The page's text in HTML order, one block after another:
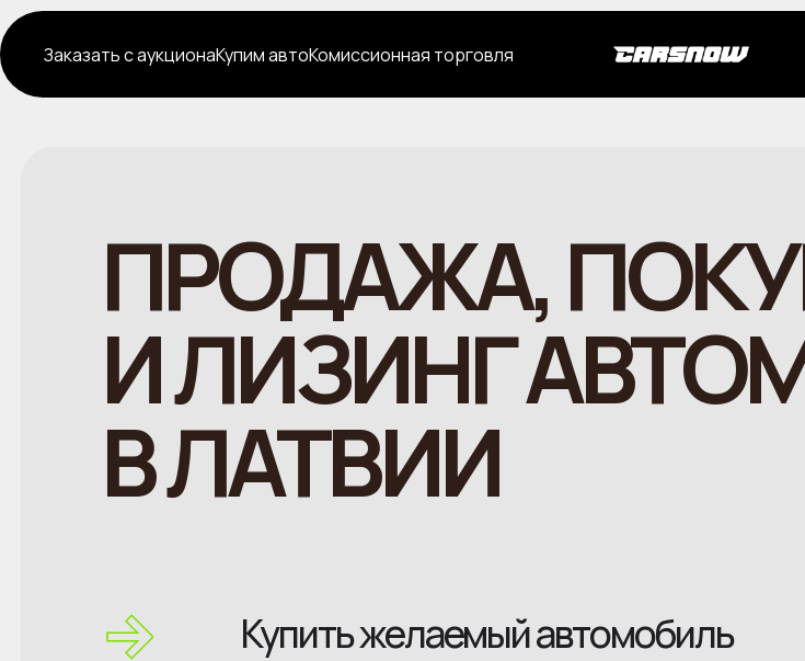
Заказать с аукционаКупим автоКомиссионная торговля
ПРОДАЖА,
И ЛИЗИНГ
В ЛАТВИИ
Купить желаемый автомобиль